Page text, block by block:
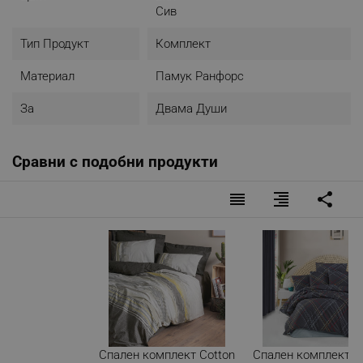
Сив
Тип Продукт Комплект
Материал Памук Ранфорс
За Двама Души
Сравни с подобни продукти
reorder format_align_right share
Спален комплект Cotton Спален комплект